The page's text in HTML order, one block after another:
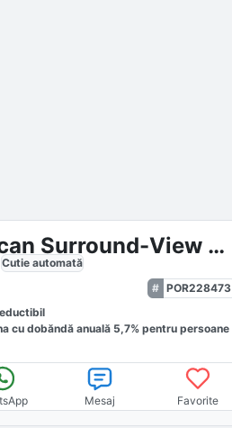
Porsche Taycan Surround-View BOSE
Cutieautomată
POR228473
cu dobăndă anuală 5,7% pentru persoane
Mesaj Favorite